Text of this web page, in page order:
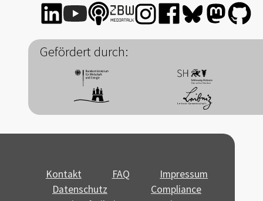
Gefördert durch:
Kontakt FAQ
Impressum
Datenschutz
Compliance